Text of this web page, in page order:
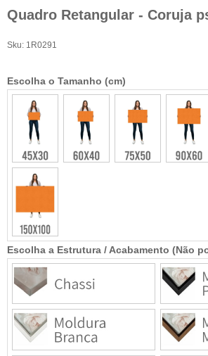
Quadro Retangular - Coruja
Sku: 1R0291
Escolha a Estrutura / Acabamento (Não
Escolha o Tamanho (cm)